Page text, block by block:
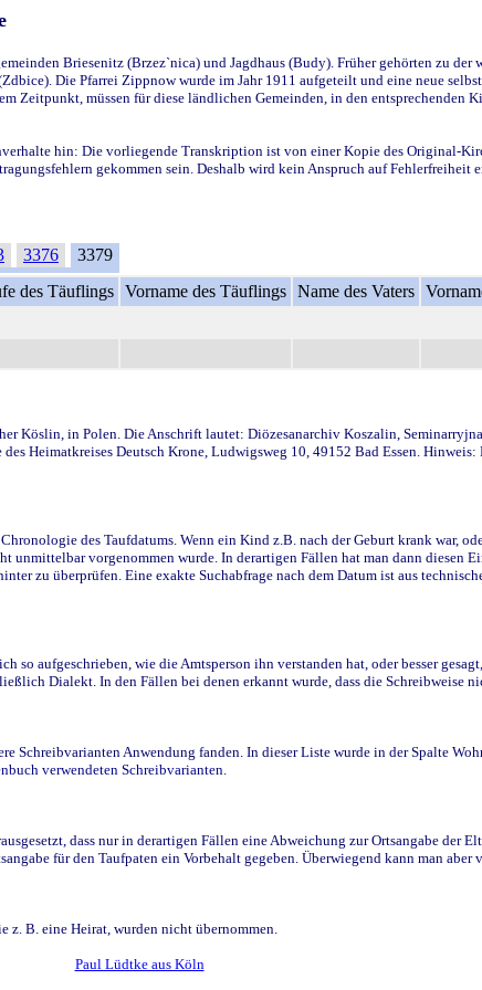
Briesenitz (Brzez`nica) und Jagdhaus (Budy). Früher gehörten zu
Die Pfarrei Zippnow wurde im Jahr 1911 aufgeteilt und eine neue
müssen für diese ländlichen Gemeinden, in den entsprechenden
hin: Die vorliegende Transkription ist von einer Kopie des Original-
gekommen sein. Deshalb wird kein Anspruch auf Fehlerfreiheit
3376
3379
des Täuflings Vorname des Täuflings Name des Vaters
Köslin, in Polen. Die Anschrift lautet: Diözesanarchiv Koszalin,
Heimatkreises Deutsch Krone, Ludwigsweg 10, 49152 Bad Essen.
des Taufdatums. Wenn ein Kind z.B. nach der Geburt krank war,
vorgenommen wurde. In derartigen Fällen hat man dann diesen
zu überprüfen. Eine exakte Suchabfrage nach dem Datum ist aus
aufgeschrieben, wie die Amtsperson ihn verstanden hat, oder besser
Dialekt. In den Fällen bei denen erkannt wurde, dass die Schreibweise
Anwendung fanden. In dieser Liste wurde in der Spalte
verwendeten Schreibvarianten.
dass nur in derartigen Fällen eine Abweichung zur Ortsangabe der
für den Taufpaten ein Vorbehalt gegeben. Überwiegend kann man aber
B. eine Heirat, wurden nicht übernommen.
Paul Lüdtke aus Köln